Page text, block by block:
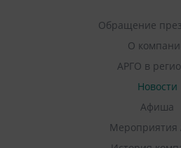
Обращение
О
АРГО в
Новости
Афиша
Мероприятия